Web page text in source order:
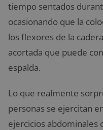
tiempo sentados
ocasionando que la
los flexores de la
acortada que puede
espalda.
Lo que realmente
personas se ejercitan
ejercicios abdominales